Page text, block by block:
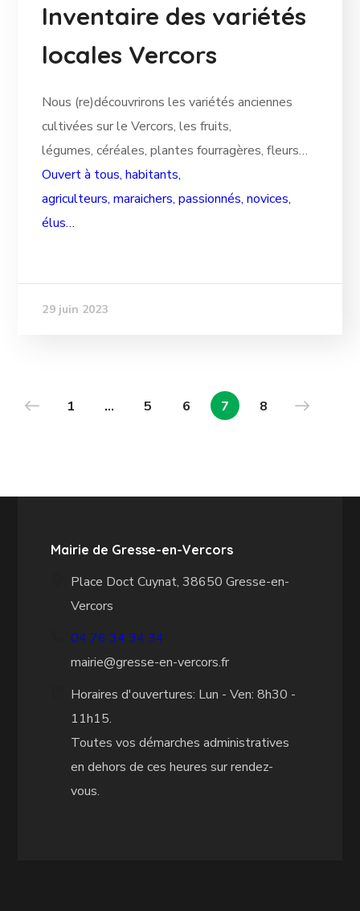
Inventaire des variétés
locales Vercors
Nous (re)découvrirons les variétés anciennes
cultivées sur le Vercors, les fruits,
légumes, céréales, plantes fourragères, fleurs…
Ouvert à tous, habitants,
agriculteurs, maraichers, passionnés, novices,
élus…
29 juin 2023
1 … 5 6 7 8
Mairie de Gresse-en-Vercors
Place Doct Cuynat, 38650 Gresse-en-
Vercors
04 76 34 34 34
mairie@gresse-en-vercors.fr
Horaires d'ouvertures: Lun - Ven: 8h30 -
11h15.
Toutes vos démarches administratives
en dehors de ces heures sur rendez-
vous.